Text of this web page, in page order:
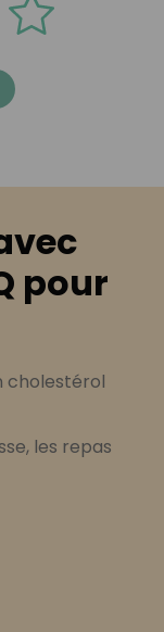
pour
cholestérol
les repas